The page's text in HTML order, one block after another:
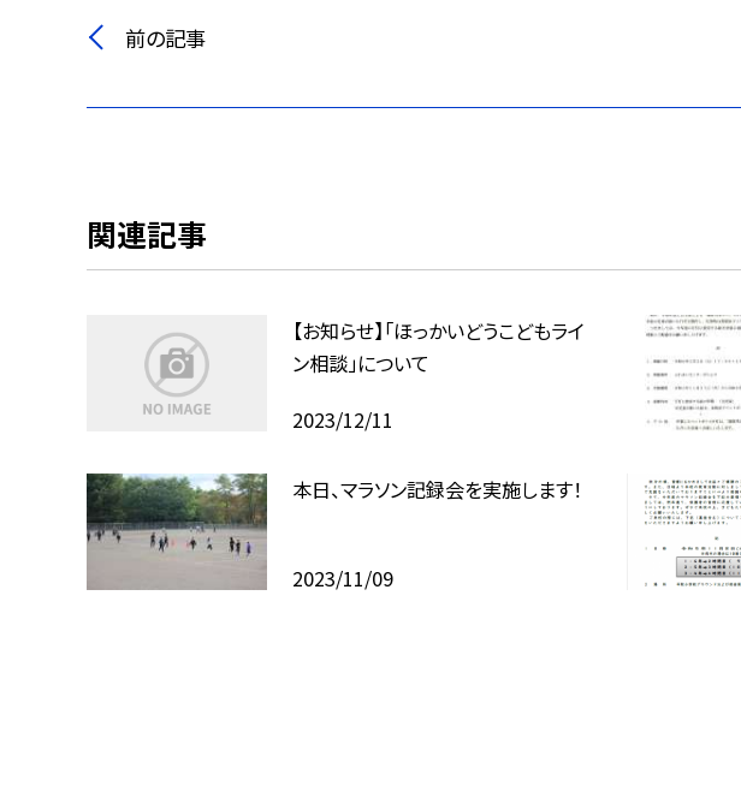
前の記事
関連記事
【お知らせ】「ほっかいどうこどもライ
ン相談」について
2023/12/11
本日、マラソン記録会を実施します！
2023/11/09